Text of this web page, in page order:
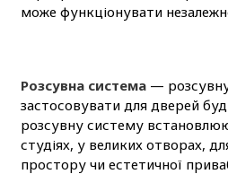
може функціонувати
Розсувна система—
застосовувати для дверей
розсувну систему
студіях, у великих отворах,
простору чи естетичної